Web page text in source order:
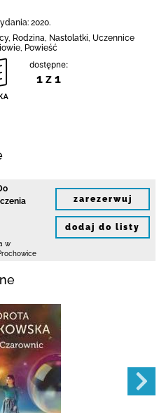
2020.
Rodzina, Nastolatki, Uczennice
Powieść
dostępne:
1 z 1
w
zarezerwuj
dodaj do listy